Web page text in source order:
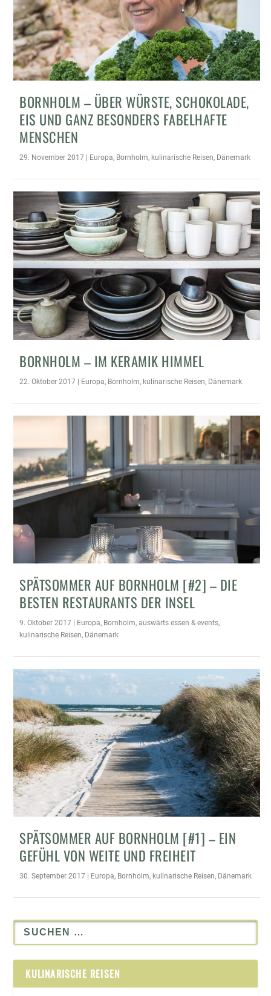
BORNHOLM – ÜBER WÜRSTE, SCHOKOLADE,
EIS UND GANZ BESONDERS FABELHAFTE
MENSCHEN
29. November 2017 Europa, Bornholm, kulinarische Reisen, Dänemark
BORNHOLM – IM KERAMIK HIMMEL
22. Oktober 2017 | Europa, Bornholm, kulinarische Reisen, Dänemark
SPÄTSOMMER AUF BORNHOLM [#2] – DIE
BESTEN RESTAURANTS DER INSEL
9. Oktober 2017 | Europa, Bornholm,auswärts essen & events,
kulinarische Reisen, Dänemark
SPÄTSOMMER AUF BORNHOLM [#1] – EIN
GEFÜHL VON WEITE UND FREIHEIT
30. September 2017 Europa, Bornholm, kulinarische Reisen, Dänemark
KULINARISCHE REISEN